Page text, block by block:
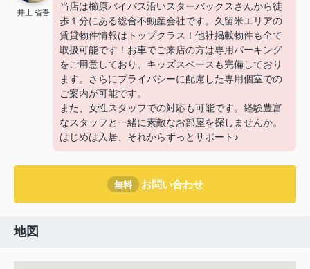
井上 省吾
当店は櫛原バイパス沿いスターバックスさんから徒
歩１分にある総合不動産会社です。久留米エリアの
賃貸物件情報はトップクラス！他社掲載物件も全て
取扱可能です！お車でご来店の方は専用パーキング
をご用意しており、キッズスペースも完備しており
ます。さらにプライバシーに配慮した専用個室での
ご案内が可能です。
また、女性スタッフでの対応も可能です。経験豊富
なスタッフと一緒に素敵なお部屋を探しませんか。
はじめは入居、それからずっとサポート♪
無料 お問い合わせ
地図